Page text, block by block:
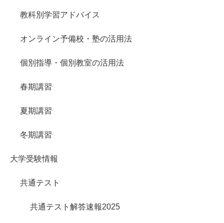
教科別学習アドバイス
オンライン予備校・塾の活用法
個別指導・個別教室の活用法
春期講習
夏期講習
冬期講習
大学受験情報
共通テスト
共通テスト解答速報2025